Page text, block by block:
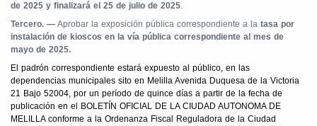
de 2025 y finalizará el 25 de julio de 2025.
Tercero. — Aprobar la exposición pública correspondiente a la tasa por
instalación de kioscos en la vía pública correspondiente al mes de
mayo de 2025.
El padrón correspondiente estará expuesto al público, en las
dependencias municipales sito en Melilla Avenida Duquesa de la Victoria
21 Bajo 52004, por un período de quince días a partir de la fecha de
publicación en el BOLETÍN OFICIAL DE LA CIUDAD AUTONOMA DE
MELILLA conforme a la Ordenanza Fiscal Reguladora de la Ciudad